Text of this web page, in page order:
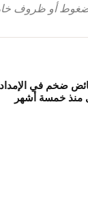
ضغوط أو ظروف
ضخم في
منذ خمسة أشهر